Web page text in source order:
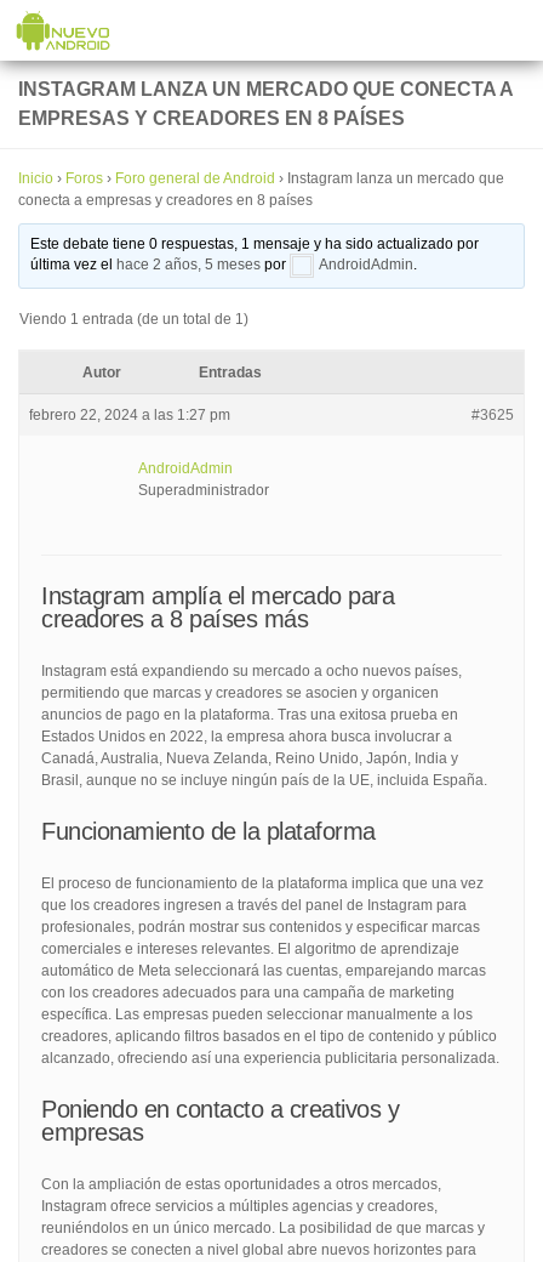
Saltar al contenido
INSTAGRAM LANZA UN MERCADO QUE CONECTA A
EMPRESAS Y CREADORES EN 8 PAÍSES
Inicio › Foros › Foro general de Android › Instagram lanza un mercado que
conecta a empresas y creadores en 8 países
Este debate tiene 0 respuestas, 1 mensaje y ha sido actualizado por
última vez el
hace 2 años, 5 meses por AndroidAdmin.
Viendo 1 entrada (de un total de 1)
Autor Entradas
febrero 22, 2024 a las 1:27 pm #3625
AndroidAdmin
Superadministrador
Instagram amplía el mercado para
creadores a 8 países más
Instagram está expandiendo su mercado a ocho nuevos países,
permitiendo que marcas y creadores se asocien y organicen
anuncios de pago en la plataforma. Tras una exitosa prueba en
Estados Unidos en 2022, la empresa ahora busca involucrar a
Canadá, Australia, Nueva Zelanda, Reino Unido, Japón, India y
Brasil, aunque no se incluye ningún país de la UE, incluida España.
Funcionamiento de la plataforma
El proceso de funcionamiento de la plataforma implica que una vez
que los creadores ingresen a través del panel de Instagram para
profesionales, podrán mostrar sus contenidos y especificar marcas
comerciales e intereses relevantes. El algoritmo de aprendizaje
automático de Meta seleccionará las cuentas, emparejando marcas
con los creadores adecuados para una campaña de marketing
específica. Las empresas pueden seleccionar manualmente a los
creadores, aplicando filtros basados en el tipo de contenido y público
alcanzado, ofreciendo así una experiencia publicitaria personalizada.
Poniendo en contacto a creativos y
empresas
Con la ampliación de estas oportunidades a otros mercados,
Instagram ofrece servicios a múltiples agencias y creadores,
reuniéndolos en un único mercado. La posibilidad de que marcas y
creadores se conecten a nivel global abre nuevos horizontes para